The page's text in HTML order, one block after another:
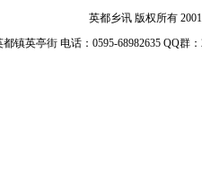
英都乡讯 版权所有
镇英亭街 电话：0595-68982635 QQ群